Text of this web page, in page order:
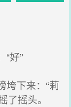
好”
下来：“莉
摇头。